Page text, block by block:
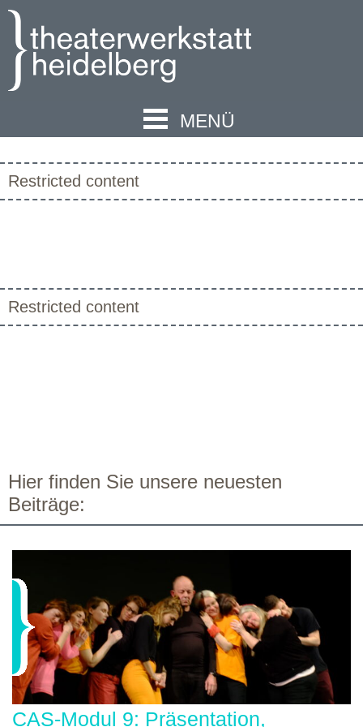
MENÜ
Restricted content
Restricted content
Hier finden Sie unsere neuesten
Beiträge:
CAS-Modul 9: Präsentation,